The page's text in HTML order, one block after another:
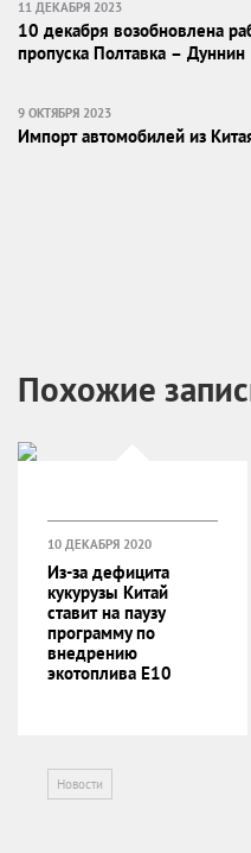
11 ДЕКАБРЯ 2023
10 декабря возобновлена
пропуска Полтавка – Дуннин
9 ОКТЯБРЯ 2023
Импорт автомобилей из
Похожие
Новости
10 ДЕКАБРЯ 2020
Из-за дефицита
кукурузы Китай
ставит на паузу
программу по
внедрению
экотоплива E10